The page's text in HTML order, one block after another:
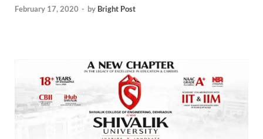
February 17, 2020 - by Bright Post